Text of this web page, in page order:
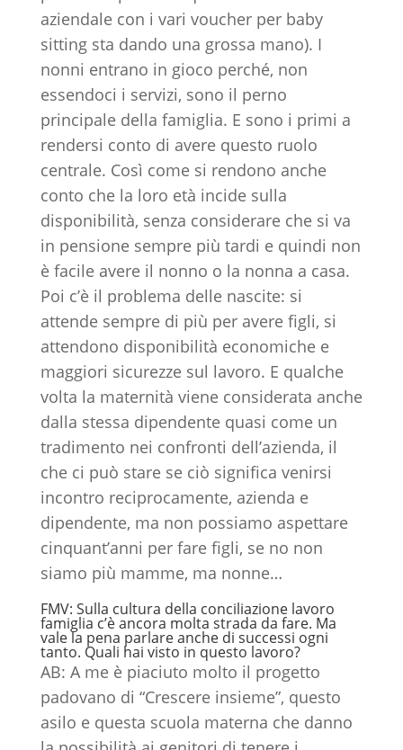
aziendale con i vari voucher per baby
sitting sta dando una grossa mano). I
nonni entrano in gioco perché, non
essendoci i servizi, sono il perno
principale della famiglia. E sono i primi a
rendersi conto di avere questo ruolo
centrale. Così come si rendono anche
conto che la loro età incide sulla
disponibilità, senza considerare che si va
in pensione sempre più tardi e quindi non
è facile avere il nonno o la nonna a casa.
Poi c’è il problema delle nascite: si
attende sempre di più per avere figli, si
attendono disponibilità economiche e
maggiori sicurezze sul lavoro. E qualche
volta la maternità viene considerata anche
dalla stessa dipendente quasi come un
tradimento nei confronti dell’azienda, il
che ci può stare se ciò significa venirsi
incontro reciprocamente, azienda e
dipendente, ma non possiamo aspettare
cinquant’anni per fare figli, se no non
siamo più mamme, ma nonne…
FMV: Sulla cultura della conciliazione lavoro
famiglia c’è ancora molta strada da fare. Ma
vale la pena parlare anche di successi ogni
tanto. Quali hai visto in questo lavoro?
AB: A me è piaciuto molto il progetto
padovano di “Crescere insieme”, questo
asilo e questa scuola materna che danno